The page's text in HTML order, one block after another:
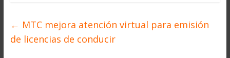
← MTC mejora atención virtual para emisión
de licencias de conducir